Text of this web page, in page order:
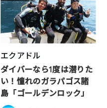
エクアドル
ダイバーなら1度は潜りた
い！憧れのガラパゴス諸
島「ゴールデンロック」